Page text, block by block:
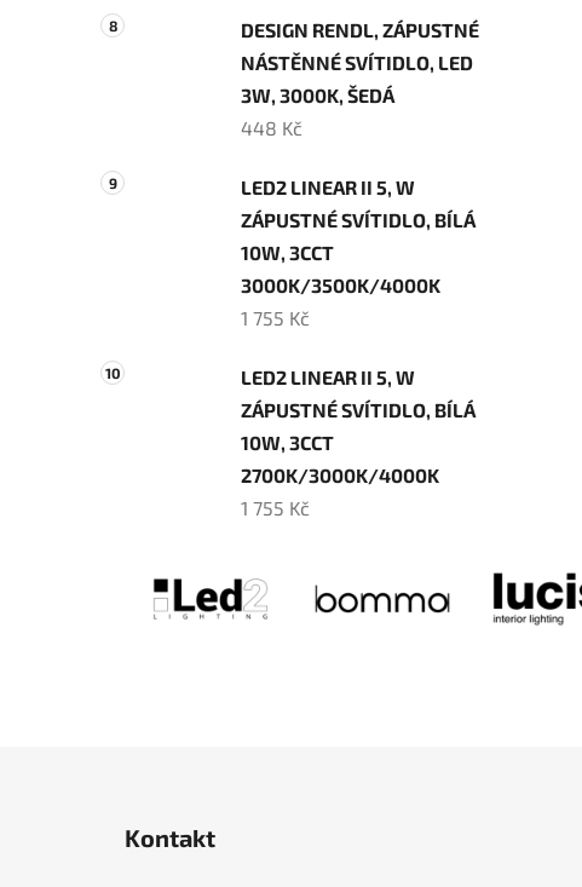
DESIGN RENDL, ZÁPUSTNÉ
NÁSTĚNNÉ SVÍTIDLO, LED
3W, 3000K, ŠEDÁ
448 Kč
LED2 LINEAR II 5, W
ZÁPUSTNÉ SVÍTIDLO, BÍLÁ
10W, 3CCT
3000K/3500K/4000K
1 755 Kč
LED2 LINEAR II 5, W
ZÁPUSTNÉ SVÍTIDLO, BÍLÁ
10W, 3CCT
2700K/3000K/4000K
1 755 Kč
Kontakt